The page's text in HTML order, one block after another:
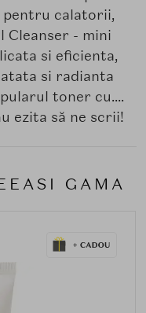
calatorii,
Cleanser - mini
si eficienta,
si radianta
toner cu....
ezita să ne scrii!
GAMA